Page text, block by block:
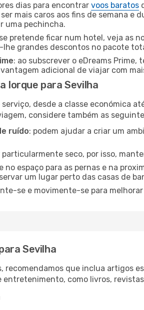
dias para encontrar voos baratos
mais caros aos fins de semana e
uma pechincha.
pretende ficar num hotel, veja as
lhe grandes descontos no pacote
: ao subscrever o eDreams
adicional de viajar com
Iorque para Sevilha
desde a classe económica
considere também as
ruído: podem ajudar a criar um
particularmente seco, por isso,
no espaço para as pernas e na
um lugar perto das casas de
se e movimente-se para
Sevilha
que inclua artigos
entretenimento, como livros,